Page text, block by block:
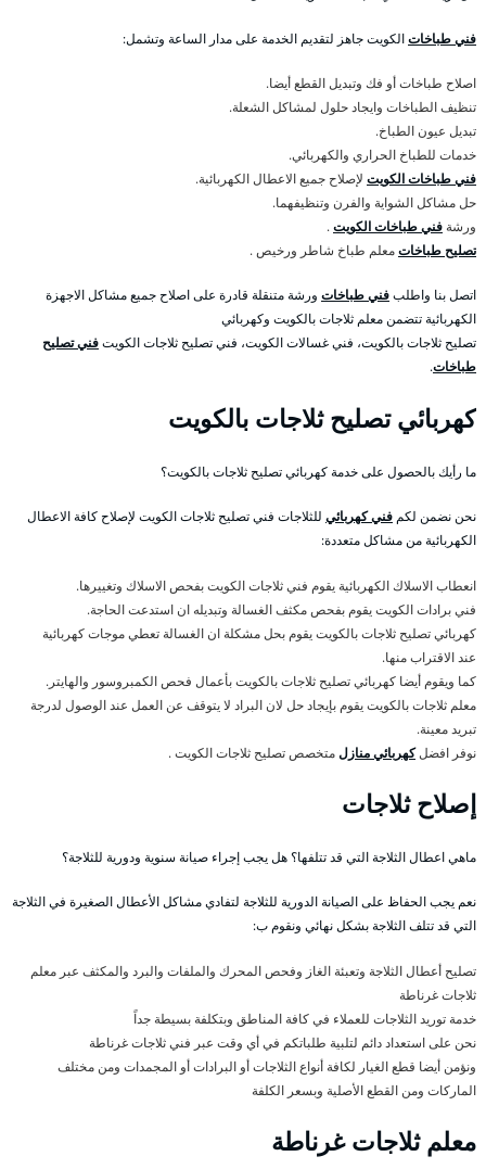
فني طباخاتالكويت جاهز لتقديم الخدمة على مدار الساعة وتشمل:
اصلاح طباخات أو فك وتبديل القطع أيضا.
تنظيف الطباخات وايجاد حلول لمشاكل الشعلة.
تبديل عيون الطباخ.
خدمات للطباخ الحراري والكهربائي.
فني طباخات الكويت لإصلاح جميع الاعطال الكهربائية.
حل مشاكل الشواية والفرن وتنظيفهما.
ورشة فني طباخات الكويت.
تصليح طباخاتمعلم طباخ شاطر ورخيص .
اتصل بنا واطلبفني طباخات ورشة متنقلة قادرة على اصلاح جميع مشاكل الاجهزة
الكهربائية تتضمن معلم ثلاجات بالكويت وكهربائي
تصليح ثلاجات بالكويت، فني غسالات الكويت، فني تصليح ثلاجات الكويتفني تصليح
طباخات.
كهربائي تصليح ثلاجات بالكويت
ما رأيك بالحصول على خدمة كهربائي تصليح ثلاجات بالكويت؟
نحن نضمن لكم فني كهربائي للثلاجات فني تصليح ثلاجات الكويت لإصلاح كافة الاعطال
الكهربائية من مشاكل متعددة:
انعطاب الاسلاك الكهربائية يقوم فني ثلاجات الكويت بفحص الاسلاك وتغييرها.
فني برادات الكويت يقوم بفحص مكثف الغسالة وتبديله ان استدعت الحاجة.
كهربائي تصليح ثلاجات بالكويت يقوم بحل مشكلة ان الغسالة تعطي موجات كهربائية
عند الاقتراب منها.
كما ويقوم أيضا كهربائي تصليح ثلاجات بالكويت بأعمال فحص الكمبروسور والهايتر.
معلم ثلاجات بالكويت يقوم بإيجاد حل لان البراد لا يتوقف عن العمل عند الوصول لدرجة
تبريد معينة.
نوفر افضلكهربائي منازلمتخصص تصليح ثلاجات الكويت .
إصلاح ثلاجات
ماهي اعطال الثلاجة التي قد تتلفها؟ هل يجب إجراء صيانة سنوية ودورية للثلاجة؟
نعم يجب الحفاظ على الصيانة الدورية للثلاجة لتفادي مشاكل الأعطال الصغيرة في الثلاجة
التي قد تتلف الثلاجة بشكل نهائي ونقوم ب:
تصليح أعطال الثلاجة وتعبئة الغاز وفحص المحرك والملفات والبرد والمكثف عبر معلم
ثلاجات غرناطة
خدمة توريد الثلاجات للعملاء في كافة المناطق وبتكلفة بسيطة جداً
نحن على استعداد دائم لتلبية طلباتكم في أي وقت عبر فني ثلاجات غرناطة
ونؤمن أيضا قطع الغيار لكافة أنواع الثلاجات أو البرادات أو المجمدات ومن مختلف
الماركات ومن القطع الأصلية وبسعر الكلفة
معلم ثلاجات غرناطة